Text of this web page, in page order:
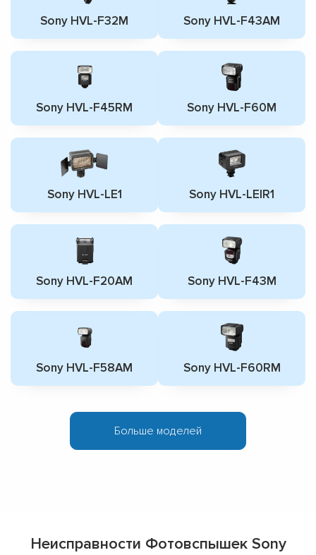
Sony HVL-F32M Sony HVL-F43AM
Sony HVL-F45RM Sony HVL-F60M
Sony HVL-LE1 Sony HVL-LEIR1
Sony HVL-F20AM Sony HVL-F43M
Sony HVL-F58AM Sony HVL-F60RM
Больше моделей
Неисправности Фотовспышек Sony